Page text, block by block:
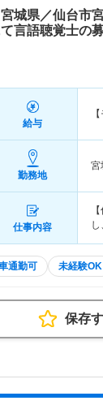
宮城県／仙台市
言語聴覚士の
給与
勤務地
宮
仕事内容
通勤可 未経験OK
保存